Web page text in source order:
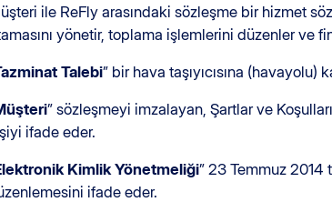
ile ReFly arasındaki sözleşme bir hizmet
yönetir, toplama işlemlerini düzenler ve
Talebi” bir hava taşıyıcısına
” sözleşmeyi imzalayan, Şartlar ve
ifade eder.
Kimlik Yönetmeliği” 23 Temmuz 2014
ifade eder.